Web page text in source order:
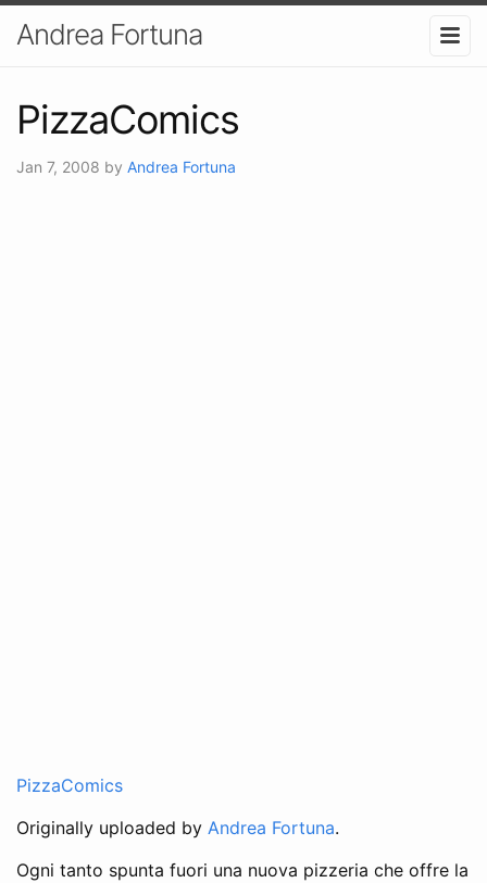
Andrea Fortuna
PizzaComics
Jan 7, 2008 by Andrea Fortuna
PizzaComics
Originally uploaded by Andrea Fortuna.
Ogni tanto spunta fuori una nuova pizzeria che offre la